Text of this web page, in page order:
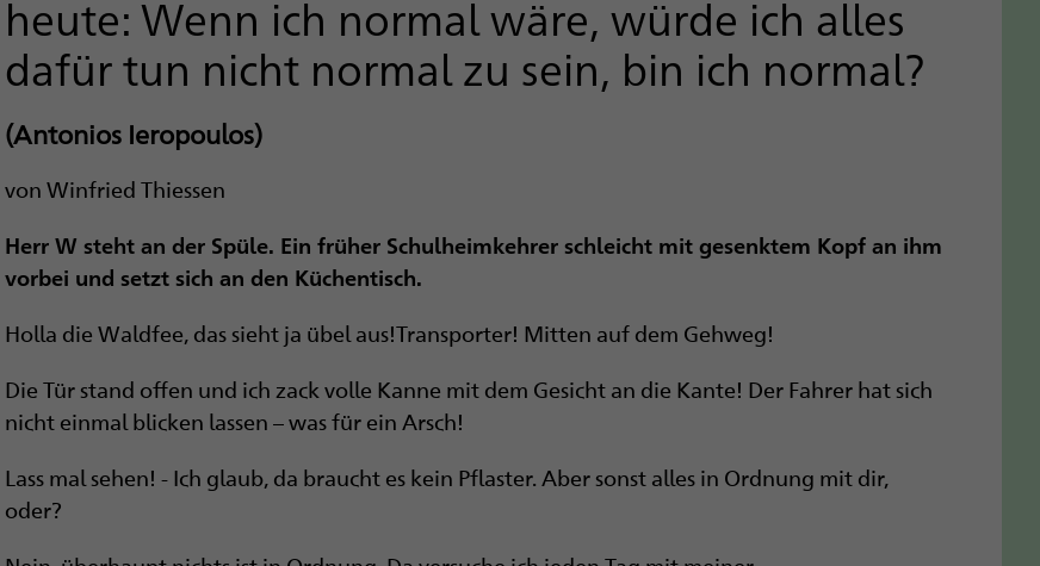
i
g
a
t
i
o
n
heute: Wenn ich normal wäre, würde ich alles
dafür tun nicht normal zu sein, bin ich normal?
(Antonios Ieropoulos)
von Winfried Thiessen
Herr W steht an der Spüle. Ein früher Schulheimkehrer schleicht mit gesenktem Kopf an ihm
vorbei und setzt sich an den Küchentisch.
Holla die Waldfee, das sieht ja übel aus!Transporter! Mitten auf dem Gehweg!
Die Tür stand offen und ich zack volle Kanne mit dem Gesicht an die Kante! Der Fahrer hat sich
nicht einmal blicken lassen – was für ein Arsch!
Lass mal sehen! - Ich glaub, da braucht es kein Pflaster. Aber sonst alles in Ordnung mit dir,
oder?